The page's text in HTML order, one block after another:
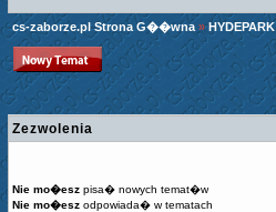
cs-zaborze.pl Strona G��wna »HYDEPARK
Zezwolenia
Nie mo�esz pisa� nowych temat�w
Nie mo�esz odpowiada� w tematach